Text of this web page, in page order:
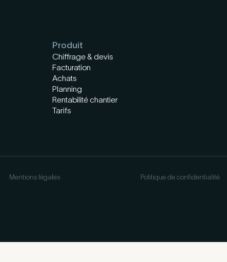
Produit
Chiffrage & devis
Facturation
Achats
Planning
Rentabilité chantier
Tarifs
Mentions légales Politique de confidentialité